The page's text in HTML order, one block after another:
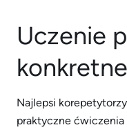
Uczenie
Najlepsi
praktyczne ćwiczenia